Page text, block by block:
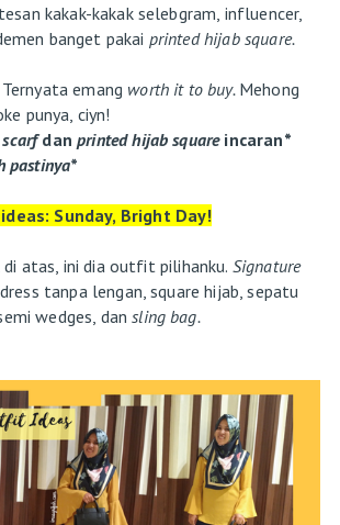
kakak-kakak selebgram, influencer,
banget pakai printed hijab square.
emang worth it to buy. Mehong
punya, ciyn!
scarfdanprinted hijab square incaran*
pastinya*
Sunday, Bright Day!
atas, ini dia outfit pilihanku. Signature
tanpa lengan, square hijab, sepatu
wedges, dansling bag.